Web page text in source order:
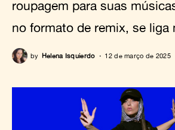
roupagem para suas
no formato de remix, se liga
by Helena Isquierdo 12 de março de 2025